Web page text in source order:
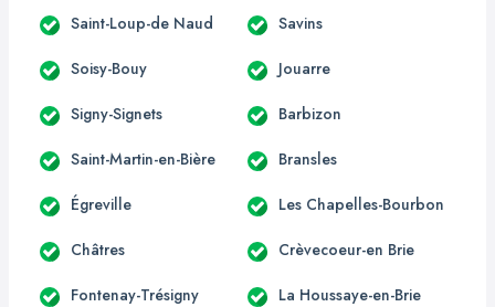
Saint-Loup-de Naud Savins
Soisy-Bouy Jouarre
Signy-Signets Barbizon
Saint-Martin-en-Bière Bransles
Égreville Les Chapelles-Bourbon
Châtres Crèvecoeur-en Brie
Fontenay-Trésigny La Houssaye-en-Brie